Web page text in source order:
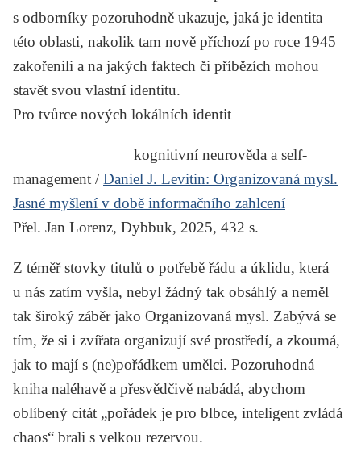
s odborníky pozoruhodně ukazuje, jaká je identita
této oblasti, nakolik tam nově příchozí po roce 1945
zakořenili a na jakých faktech či příbězích mohou
stavět svou vlastní identitu.
Pro tvůrce nových lokálních identit
kognitivní neurověda a self-
management /Daniel J. Levitin: Organizovaná mysl.
Jasné myšlení v době informačního zahlcení
Přel. Jan Lorenz, Dybbuk, 2025, 432 s.
Z téměř stovky titulů o potřebě řádu a úklidu, která
u nás zatím vyšla, nebyl žádný tak obsáhlý a neměl
tak široký záběr jako Organizovaná mysl. Zabývá se
tím, že si i zvířata organizují své prostředí, a zkoumá,
jak to mají s (ne)pořádkem umělci. Pozoruhodná
kniha naléhavě a přesvědčivě nabádá, abychom
oblíbený citát „pořádek je pro blbce, inteligent zvládá
chaos“ brali s velkou rezervou.